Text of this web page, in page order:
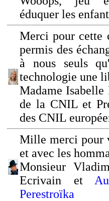
éduquer les
Merci pour cette
permis des
à nous seuls
technologie une
Madame Isabelle
de la CNIL et
des CNIL
Mille merci pour
et avec les
Monsieur
Ecrivain et
Perestroïka